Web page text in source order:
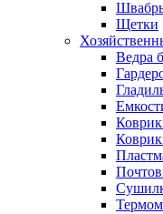
Щетки
Ведра